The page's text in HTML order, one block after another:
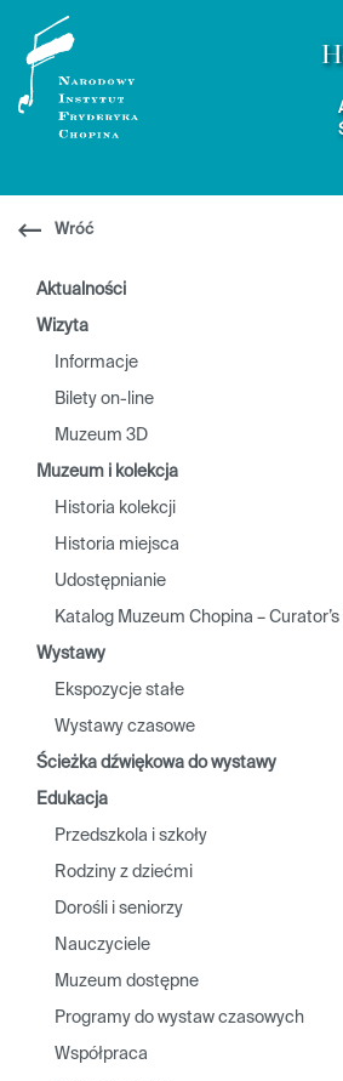
Wróć
Aktualności
Wizyta
Informacje
Bilety on-line
Muzeum 3D
Muzeum i kolekcja
Historia kolekcji
Historia miejsca
Udostępnianie
Katalog Muzeum Chopina –
Wystawy
Ekspozycje stałe
Wystawy czasowe
Ścieżka dźwiękowa do wystawy
Edukacja
Przedszkola i szkoły
Rodziny z dziećmi
Dorośli i seniorzy
Nauczyciele
Muzeum dostępne
Programy do wystaw czasowych
Współpraca